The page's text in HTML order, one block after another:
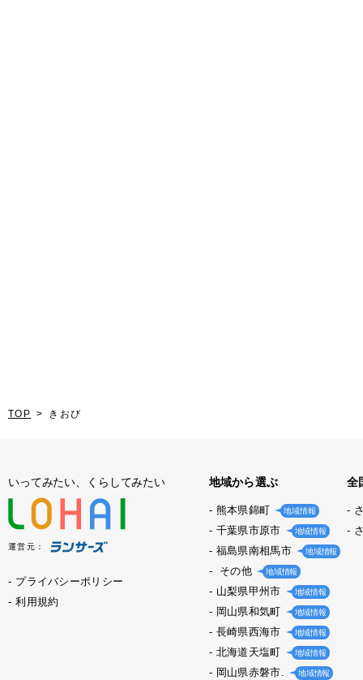
TOP きおび
いってみたい、くらしてみたい
運営元：
プライバシーポリシー
利用規約
地域から選ぶ
熊本県錦町 地域情報
千葉県市原市 地域情報
福島県南相馬市 地域情報
その他 地域情報
山梨県甲州市 地域情報
岡山県和気町 地域情報
長崎県西海市 地域情報
北海道天塩町 地域情報
岡山県赤磐市. 地域情報
全